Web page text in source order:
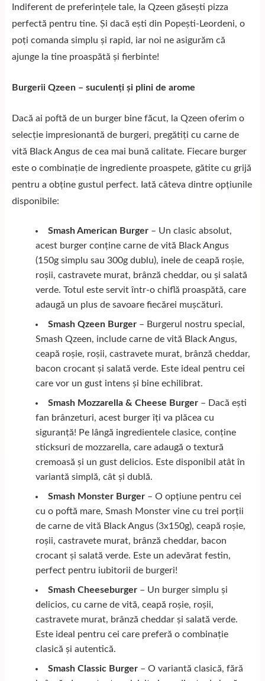
Indiferent de preferințele tale, la Qzeen găsești pizza
perfectă pentru tine. Și dacă ești din Popești-Leordeni, o
poți comanda simplu și rapid, iar noi ne asigurăm că
ajunge la tine proaspătă și fierbinte!
Burgerii Qzeen – suculenți și plini de arome
Dacă ai poftă de un burger bine făcut, la Qzeen oferim o
selecție impresionantă de burgeri, pregătiți cu carne de
vită Black Angus de cea mai bună calitate. Fiecare burger
este o combinație de ingrediente proaspete, gătite cu grijă
pentru a obține gustul perfect. Iată câteva dintre opțiunile
disponibile:
Smash American Burger – Un clasic absolut,
acest burger conține carne de vită Black Angus
(150g simplu sau 300g dublu), inele de ceapă roșie,
roșii, castravete murat, brânză cheddar, ou și salată
verde. Totul este servit într-o chiflă proaspătă, care
adaugă un plus de savoare fiecărei mușcături.
Smash Qzeen Burger – Burgerul nostru special,
Smash Qzeen, include carne de vită Black Angus,
ceapă roșie, roșii, castravete murat, brânză cheddar,
bacon crocant și salată verde. Este ideal pentru cei
care vor un gust intens și bine echilibrat.
Smash Mozzarella & Cheese Burger – Dacă ești
fan brânzeturi, acest burger îți va plăcea cu
siguranță! Pe lângă ingredientele clasice, conține
sticksuri de mozzarella, care adaugă o textură
cremoasă și un gust delicios. Este disponibil atât în
variantă simplă, cât și dublă.
Smash Monster Burger – O opțiune pentru cei
cu o poftă mare, Smash Monster vine cu trei porții
de carne de vită Black Angus (3x150g), ceapă roșie,
roșii, castravete murat, brânză cheddar, bacon
crocant și salată verde. Este un adevărat festin,
perfect pentru iubitorii de burgeri!
Smash Cheeseburger – Un burger simplu și
delicios, cu carne de vită, ceapă roșie, roșii,
castravete murat, brânză cheddar și salată verde.
Este ideal pentru cei care preferă o combinație
clasică și autentică.
Smash Classic Burger – O variantă clasică, fără